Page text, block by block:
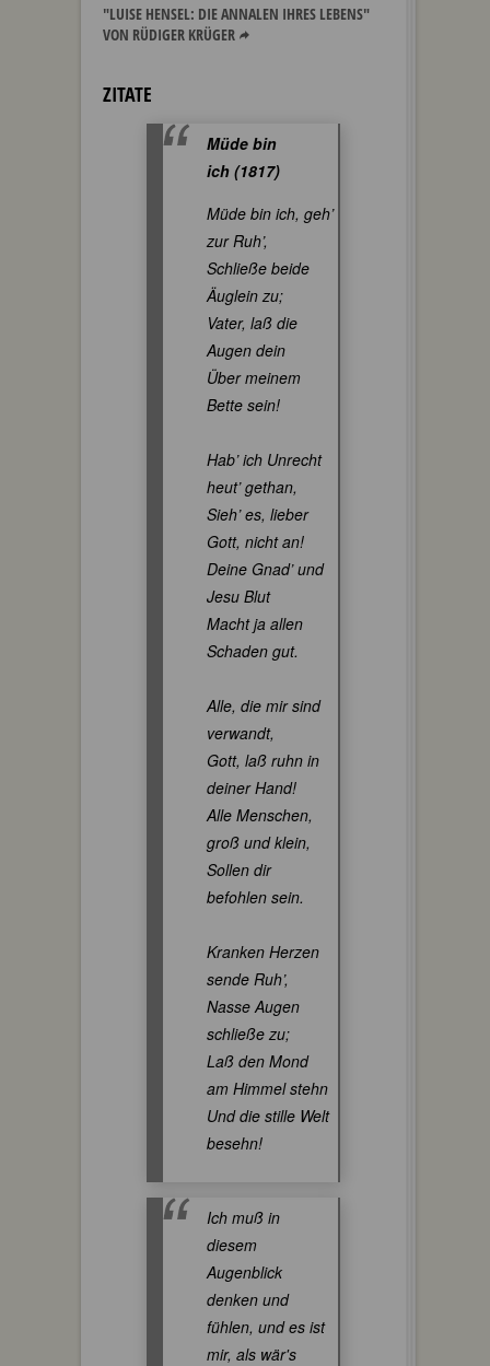
"LUISE HENSEL: DIE ANNALEN IHRES LEBENS"
VON RÜDIGER KRÜGER
ZITATE
Müde bin
ich (1817)
Müde bin ich, geh’
zur Ruh’,
Schließe beide
Äuglein zu;
Vater, laß die
Augen dein
Über meinem
Bette sein!
Hab’ ich Unrecht
heut’ gethan,
Sieh’ es, lieber
Gott, nicht an!
Deine Gnad’ und
Jesu Blut
Macht ja allen
Schaden gut.
Alle, die mir sind
verwandt,
Gott, laß ruhn in
deiner Hand!
Alle Menschen,
groß und klein,
Sollen dir
befohlen sein.
Kranken Herzen
sende Ruh’,
Nasse Augen
schließe zu;
Laß den Mond
am Himmel stehn
Und die stille Welt
besehn!
Ich muß in
diesem
Augenblick
denken und
fühlen, und es ist
mir, als wär's